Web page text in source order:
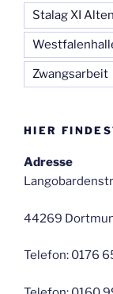
Stalag XI
Zwangsarbeit
HIER
Adresse
44269
Telefon: 0176